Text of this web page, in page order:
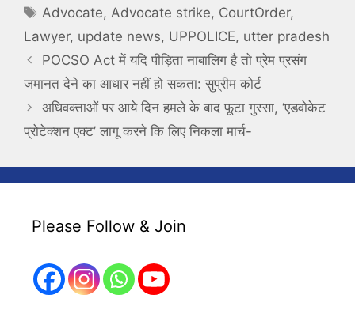
Tags
Advocate, Advocate strike, CourtOrder,
Lawyer, update news, UPPOLICE, utter pradesh
POCSO Act में यदि पीड़िता नाबालिग है तो प्रेम प्रसंग
जमानत देने का आधार नहीं हो सकता: सुप्रीम कोर्ट
अधिवक्ताओं पर आये दिन हमले के बाद फूटा गुस्सा, ‘एडवोकेट
प्रोटेक्शन एक्ट’ लागू करने कि लिए निकला मार्च-
Please Follow & Join